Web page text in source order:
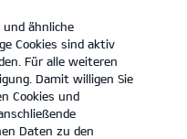
KONTAKT
und ähnliche
Cookies sind aktiv
Für alle weiteren
Damit willigen Sie
Cookies und
Daten zu den